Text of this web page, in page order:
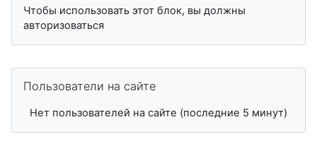
Чтобы использовать этот блок, вы должны
авторизоваться
Пользователи на сайте
Нет пользователей на сайте (последние 5 минут)